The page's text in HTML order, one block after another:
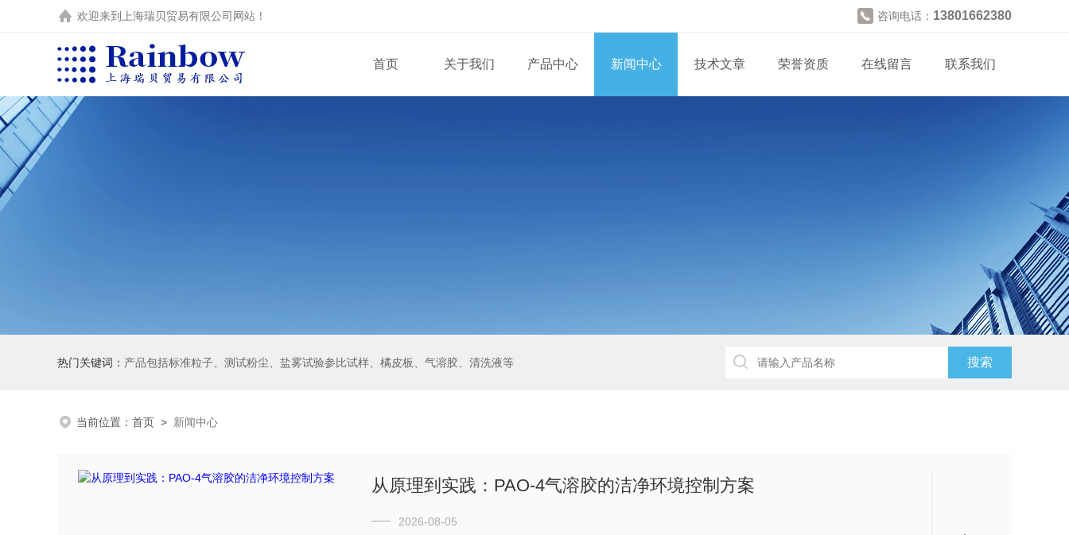
欢迎来到 上海瑞贝贸易有限公司 网站！ 咨询电话： 13801662380
首页 关于我们 产品中心 新闻中心 技术文章 荣誉资质 在线留言 联系我们
热门关键词： 产品包括标准粒子、测试粉尘、盐雾试验参比试样、橘皮板、气溶胶、清洗液等
当前位置： 首页 > 新闻中心
从原理到实践：PAO-4气溶胶的洁净环境控制方案
2026-08-05